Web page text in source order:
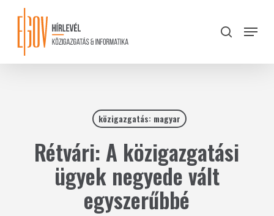
content
search
Menu
közigazgatás: magyar
Rétvári: A közigazgatási
ügyek negyede vált
egyszerűbbé
Close